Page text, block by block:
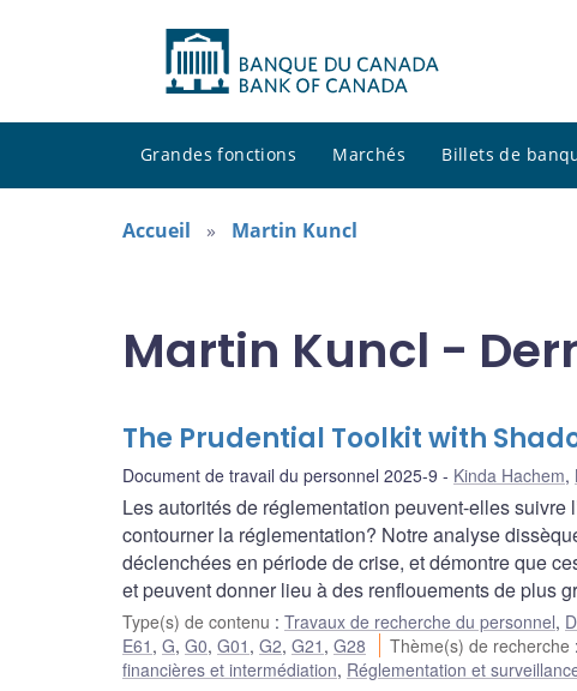
Grandes fonctions Marchés Billets de
Accueil Martin Kuncl
Martin Kuncl -
The Prudential Toolkit with
Document de travail du personnel 2025-9 Kinda Hachem,
Les autorités de réglementation peuvent-elles
contourner la réglementation? Notre analyse
déclenchées en période de crise, et démontre que
et peuvent donner lieu à des renflouements de plus
Type(s) de contenu : Travaux de recherche du personnel,
E61 , G, G0, G01 , G2, G21 , G28 Thème(s) de recherche :
financières et intermédiation, Réglementation et